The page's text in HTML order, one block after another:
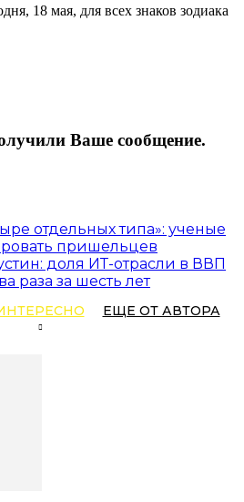
18 мая, для всех знаков зодиака
Ваше сообщение.
отдельных типа»: ученые
пришельцев
доля ИТ-отрасли в ВВП
раза за шесть лет
ЕЩЕ ОТ АВТОРА